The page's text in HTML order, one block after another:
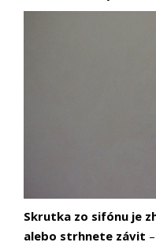
Skrutka zo sifónu je
alebo strhnete závit